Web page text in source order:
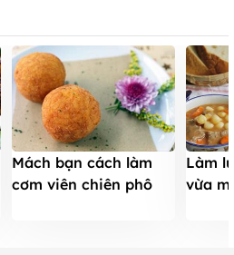
Mách bạn cách làm
cơm viên chiên phô
Làm
vừa